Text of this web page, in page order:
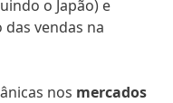
o Japão) e
vendas na
nos mercados